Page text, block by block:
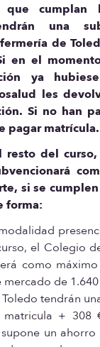
que cumplan
una
de
en el
ya
les
Si no han
pagar matrícula.
resto del
si se
forma:
el Colegio
como
de
tendrán
+ 308
un ahorro